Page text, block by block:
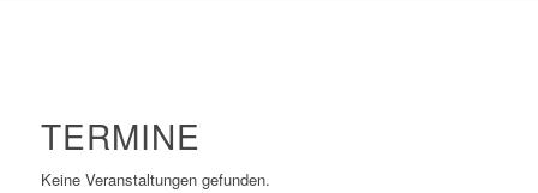
TERMINE
Keine Veranstaltungen gefunden.